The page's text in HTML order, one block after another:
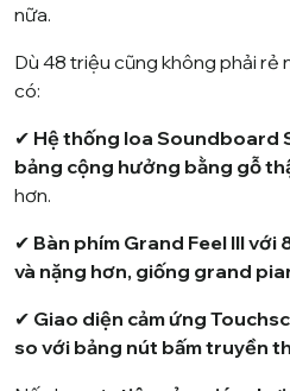
nữa.
Dù 48 triệu cũng không phải rẻ
có:
✔ Hệ thống loa Soundboard
bảng cộng hưởng bằng gỗ
hơn.
✔ Bàn phím Grand Feel III
và nặng hơn, giống grand
✔ Giao diện cảm ứng
so với bảng nút bấm truyền